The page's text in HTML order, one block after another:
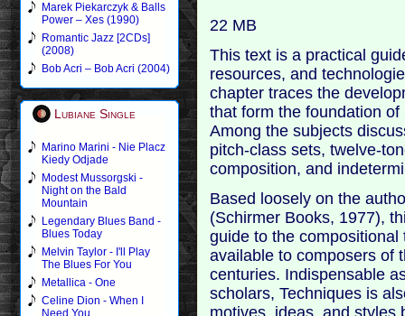
Marek Piekarczyk & Balls
Power – Xes (1990)
Romantic Jazz [2CDs]
(2008)
Bob Acri – Bob Acri (2004)
Lubiane Single
Marino Marini - Nie Placz
Kiedy Odjade
Modest Mussorgski -
Night on the Bald
Mountain
Legendary Blues Band -
Blues Today
Melvin Taylor - I'll Play
The Blues For You
Metallica - One
Celine Dion - When I
Need You
22 MB
This text is a practical
resources, and
chapter traces the
that form the foundation
Among the subjects
pitch-class sets, twelve-
composition, and
Based loosely on the
(Schirmer Books, 1977),
guide to the
available to composers of
centuries. Indispensable
scholars, Techniques is
motives, ideas, and styles